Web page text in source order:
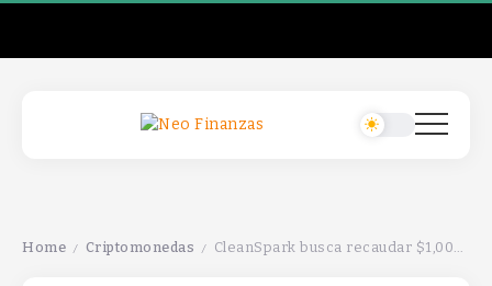
Home / Criptomonedas / CleanSpark busca recaudar $1,000 millones para impulsar la IA y recomprar acciones.